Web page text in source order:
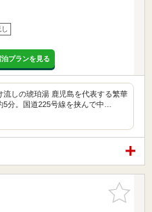
プランを見る
しの琥珀湯 鹿児島を代表する繁華
分。国道225号線を挟んで中…
お気に入
りに追加